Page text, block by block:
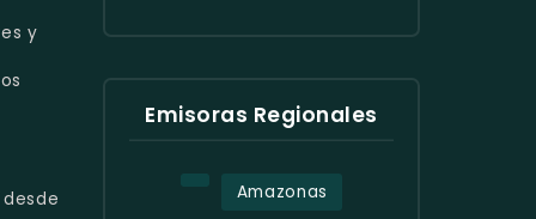
y
Emisoras Regionales
Amazonas